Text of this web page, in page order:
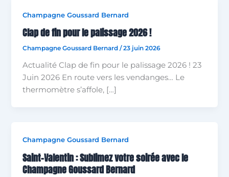
Champagne Goussard Bernard
Clap de fin pour le palissage 2026 !
Champagne Goussard Bernard/23 juin 2026
Actualité Clap de fin pour le palissage 2026 ! 23
Juin 2026 En route vers les vendanges… Le
thermomètre s’affole, […]
Champagne Goussard Bernard
Saint-Valentin : Sublimez votre soirée avec le
Champagne Goussard Bernard